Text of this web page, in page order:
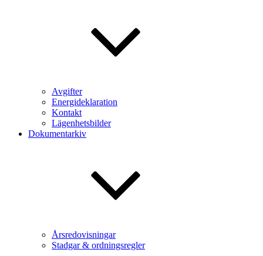
Avgifter
Energideklaration
Kontakt
Lägenhetsbilder
Dokumentarkiv
Årsredovisningar
Stadgar & ordningsregler